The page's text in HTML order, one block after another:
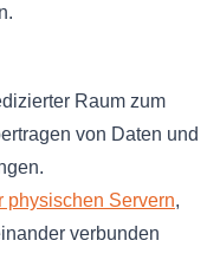
Raum zum
von Daten und
physischen Servern,
verbunden